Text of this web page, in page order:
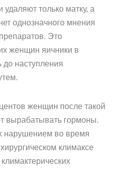
только матку, а
однозначного мнения
Это
женщин яичники в
до наступления
женщин после такой
вырабатывать гормоны.
нарушением во время
климаксе